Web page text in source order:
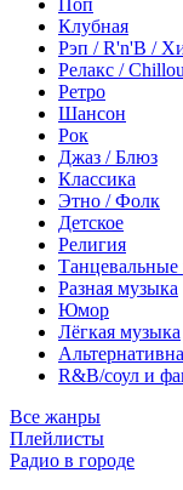
Поп
Клубная
Рэп / R'n'B /
Релакс /
Ретро
Шансон
Рок
Джаз / Блюз
Классика
Этно / Фолк
Детское
Религия
Танцевальные
Разная музыка
Юмор
Лёгкая музыка
R&B/cоул и
Все жанры
Плейлисты
Радио в городе